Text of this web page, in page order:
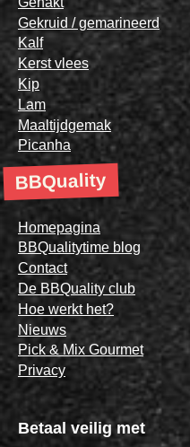
Gekruid / gemarineerd
Kalf
Kerst vlees
Kip
Lam
Maaltijdgemak
Picanha
BBQuality
Homepagina
BBQualitytime blog
Contact
De BBQuality club
Hoe werkt het?
Nieuws
Pick & Mix Gourmet
Privacy
Betaal veilig met